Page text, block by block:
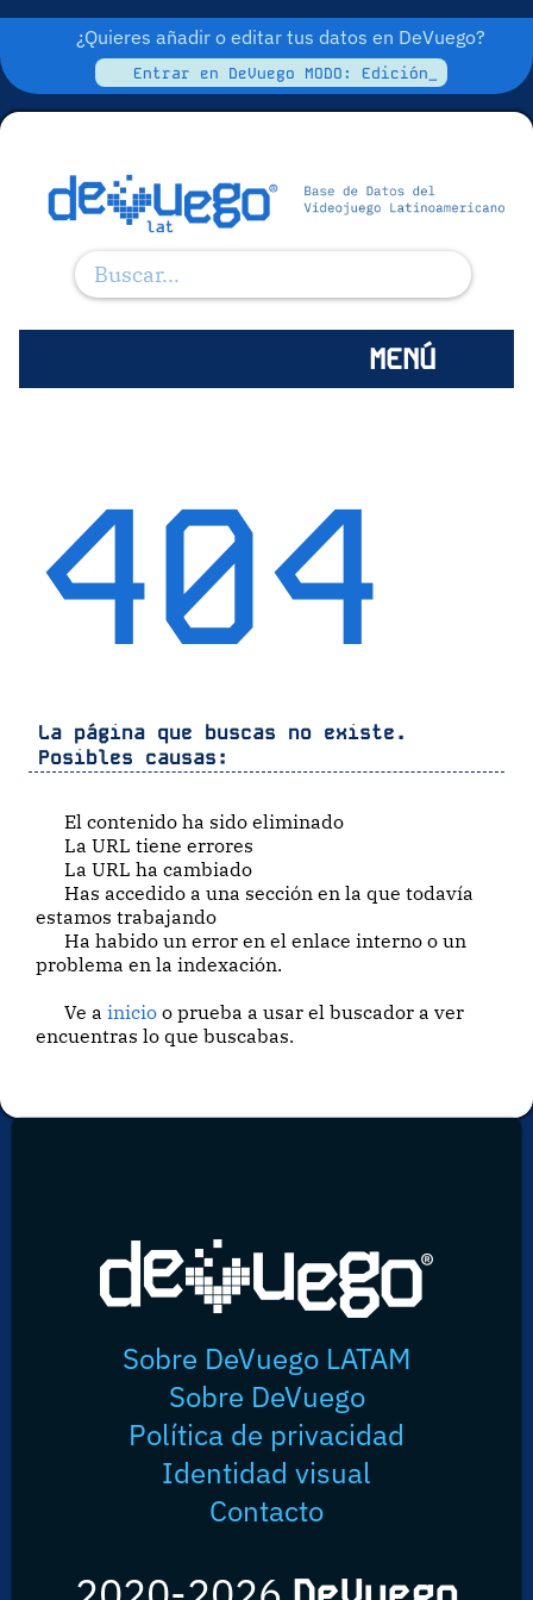
¿Quieres añadir o editar tus datos en DeVuego?
Entrar en DeVuego MODO: Edición_
MENÚ
404
La página que buscas no existe.
Posibles causas:
El contenido ha sido eliminado
La URL tiene errores
La URL ha cambiado
Has accedido a una sección en la que todavía
estamos trabajando
Ha habido un error en el enlace interno o un
problema en la indexación.
Ve ainicio o prueba a usar el buscador a ver
encuentras lo que buscabas.
Sobre DeVuego LATAM
Sobre DeVuego
Política de privacidad
Identidad visual
Contacto